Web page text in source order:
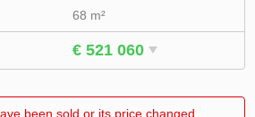
68 m²
€ 521 060
been sold or its price changed